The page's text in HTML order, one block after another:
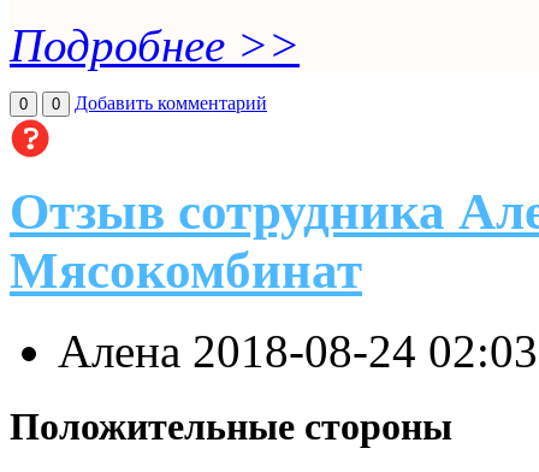
Подробнее >>
0 0 Добавить комментарий
Отзыв сотрудника
Мясокомбинат
Алена 2018-08-24
Положительные стороны